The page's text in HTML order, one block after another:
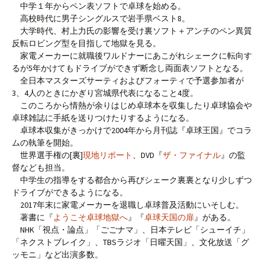
中学１年からペン表ソフトで卓球を始める。
高校時代に男子シングルスで岩手県ベスト8。
大学時代、村上力氏の影響を受け裏ソフト＋アンチのペン異質
反転ロビング型を目指して地獄を見る。
家電メーカーに就職後ワルドナーにあこがれシェークに転向す
るが5年かけてもドライブができず断念し両面表ソフトとなる。
全日本マスターズサーティおよびフォーティで予選参加者が
3、4人のときにかぎり宮城県代表になること4度。
このころから情熱が余りはじめ卓球本を収集したり卓球協会や
卓球雑誌に手紙を送りつけたりするようになる。
卓球本収集がきっかけで2004年から月刊誌『卓球王国』でコラ
ムの執筆を開始。
世界選手権の[裏]現地リポート 、DVD『ザ・ファイナル』の監
督なども担当。
中学生の指導をする都合から再びシェーク裏裏となり少しずつ
ドライブができるようになる。
2017年末に家電メーカーを退職し卓球普及活動にいそしむ。
著書に『ようこそ卓球地獄へ』『卓球天国の扉』がある。
NHK「視点・論点」「ごごナマ」、日本テレビ「シューイチ」
「ネクストブレイク」、TBSラジオ「日曜天国」、文化放送「グ
ッモニ」など出演多数。